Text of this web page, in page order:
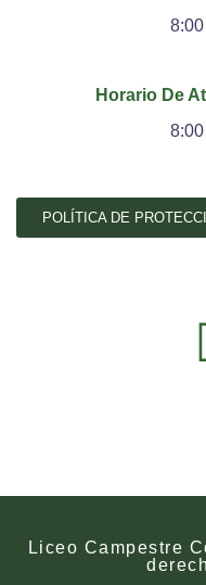
Horario De
POLÍTICA DE
Liceo Campestre